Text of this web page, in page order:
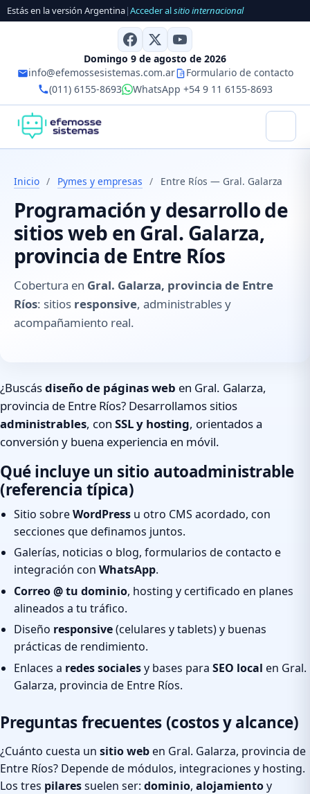
Estás en la versión Argentina|Acceder alsitio internacional
Domingo 9 de agosto de 2026
info@efemossesistemas.com.ar
Formulario de contacto
(011) 6155-8693
WhatsApp +54 9 11 6155-8693
Inicio / Pymes y empresas / Entre Ríos — Gral. Galarza
Programación y desarrollo de
sitios web en Gral. Galarza,
provincia de Entre Ríos
Cobertura en Gral. Galarza, provincia de Entre
Ríos: sitios responsive, administrables y
acompañamiento real.
¿Buscásdiseño de páginas web en Gral. Galarza,
provincia de Entre Ríos? Desarrollamos sitios
administrables, con SSL y hosting, orientados a
conversión y buena experiencia en móvil.
Qué incluye un sitio autoadministrable
(referencia típica)
Sitio sobreWordPress u otro CMS acordado, con
secciones que definamos juntos.
Galerías, noticias o blog, formularios de contacto e
integración con WhatsApp.
Correo @ tu dominio, hosting y certificado en planes
alineados a tu tráfico.
Diseño responsive(celulares y tablets) y buenas
prácticas de rendimiento.
Enlaces a redes socialesy bases para SEO local en Gral.
Galarza, provincia de Entre Ríos.
Preguntas frecuentes (costos y alcance)
¿Cuánto cuesta un sitio weben Gral. Galarza, provincia de
Entre Ríos? Depende de módulos, integraciones y hosting.
Los tres pilaressuelen ser: dominio, alojamientoy